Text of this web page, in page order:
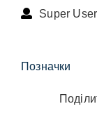
Super User
Позначки